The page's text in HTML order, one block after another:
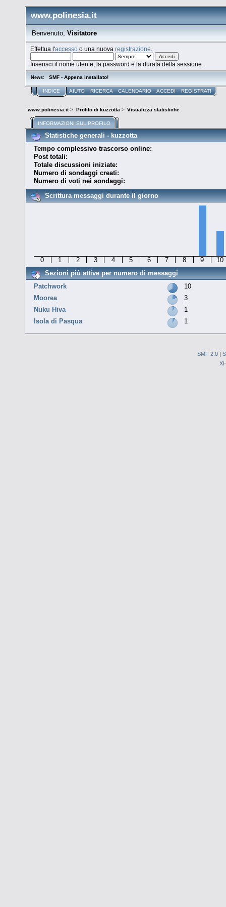
www.polinesia.it
Benvenuto, Visitatore
Effettua l'accesso o una nuovaregistrazione
Inserisci il nome utente, la password e la durata della sessione.
News: SMF - Appena installato!
INDICE AIUTO RICERCA CALENDARIO ACCEDI REGISTRATI
www.polinesia.it> Profilo di kuzzotta> Visualizza statistiche
INFORMAZIONI SUL PROFILO
Statistiche generali - kuzzotta
Tempo complessivo trascorso online:
Post totali:
Totale discussioni iniziate:
Numero di sondaggi creati:
Numero di voti nei sondaggi:
Scrittura messaggi durante il giorno
0 1 2 3 4 5 6 7 8 9
10
Sezioni più attive per numero di messaggi
Patchwork
10
Moorea
3
Nuku Hiva
1
Isola di Pasqua
1
SMF 2.0 |